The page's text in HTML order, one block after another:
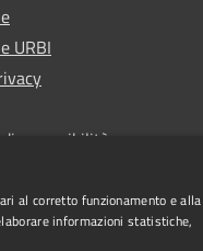
URBI
accessibilità
al corretto funzionamento e alla
informazioni statistiche,